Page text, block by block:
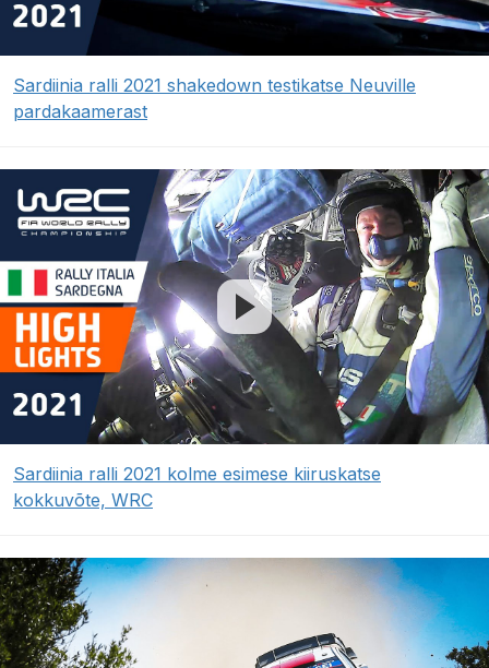
Sardiinia ralli 2021 shakedown testikatse Neuville
pardakaamerast
Sardiinia ralli 2021 kolme esimese kiiruskatse
kokkuvõte, WRC